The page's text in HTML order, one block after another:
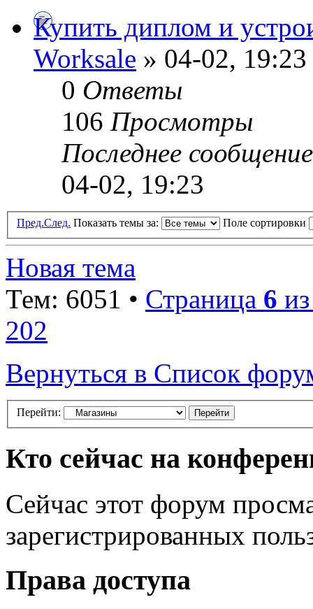
Купить диплом и
Worksale » 04-02, 19:23
0 Ответы
106 Просмотры
Последнее
04-02, 19:23
Пред.След. Показать темы за: Поле сортировки
Новая тема
Тем: 6051 • Страница 6
202
Вернуться в Список
Перейти:
Кто сейчас на
Сейчас этот форум
зарегистрированных
Права доступа